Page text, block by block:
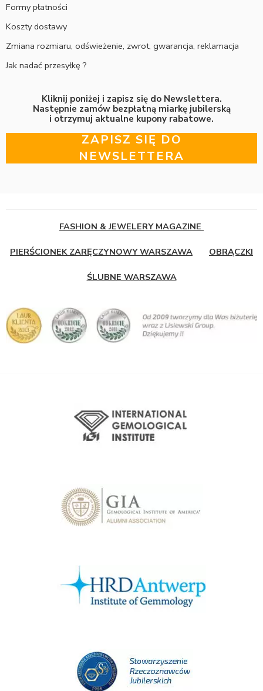
Formy płatności
Koszty dostawy
Zmiana rozmiaru, odświeżenie, zwrot, gwarancja, reklamacja
Jak nadać przesyłkę ?
Kliknij poniżej i zapisz się do Newslettera.
Następnie zamów bezpłatną miarkę jubilerską
i otrzymuj aktualne kupony rabatowe.
ZAPISZ SIĘ DO
NEWSLETTERA
FASHION & JEWELERY MAGAZINE
PIERŚCIONEK ZARĘCZYNOWY WARSZAWA OBRĄCZKI
ŚLUBNE WARSZAWA